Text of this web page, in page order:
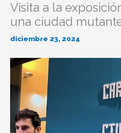
Visita a la
una ciudad
diciembre 23, 2024